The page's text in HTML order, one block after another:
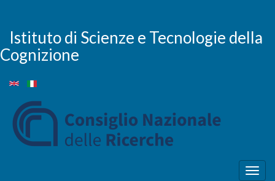
main
content
Istituto di Scienze e Tecnologie della
Cognizione